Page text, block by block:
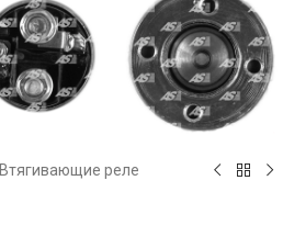
Втягивающие реле